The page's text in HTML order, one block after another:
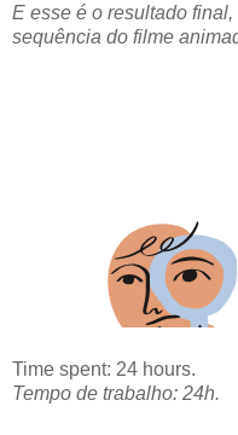
E esse é o resultado
sequência do filme
Time spent: 24 hours.
Tempo de trabalho: 24h.